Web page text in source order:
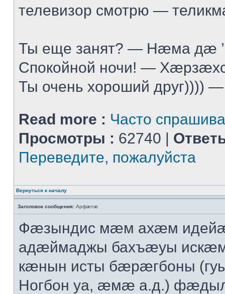
телевизор смотрю —
Ты еще занят? — Нæма дæ
Спокойной ночи! —
Ты очень хороший
Read more : Часто
Просмотры : 62740 |
Переведите, пожалуйста
Вернуться к началу
Заголовок сообщения: Арфæтæ
Фæзындис мæм ахæм
адæймаджы бахъæуы
кæнын исты бæрæгбоны
Ногбон уа, æмæ а.д.)